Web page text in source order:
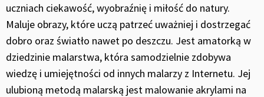
uczniach ciekawość, wyobraźnię i miłość do natury.
Maluje obrazy, które uczą patrzeć uważniej i dostrzegać
dobro oraz światło nawet po deszczu. Jest amatorką w
dziedzinie malarstwa, która samodzielnie zdobywa
wiedzę i umiejętności od innych malarzy z Internetu. Jej
ulubioną metodą malarską jest malowanie akrylami na